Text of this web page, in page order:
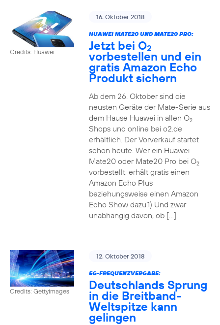
Credits: Huawei
16. Oktober 2018
HUAWEI MATE20 UND MATE20 PRO:
Jetzt bei O2
vorbestellen und ein
gratis Amazon Echo
Produkt sichern
Ab dem 26. Oktober sind die
neusten Geräte der Mate-Serie aus
dem Hause Huawei in allen O2
Shops und online bei o2.de
erhältlich. Der Vorverkauf startet
schon heute. Wer ein Huawei
Mate20 oder Mate20 Pro bei O2
vorbestellt, erhält gratis einen
Amazon Echo Plus
beziehungsweise einen Amazon
Echo Show dazu.1) Und zwar
unabhängig davon, ob […]
Credits: Gettyimages
12. Oktober 2018
5G-FREQUENZVERGABE:
Deutschlands Sprung
in die Breitband-
Weltspitze kann
gelingen